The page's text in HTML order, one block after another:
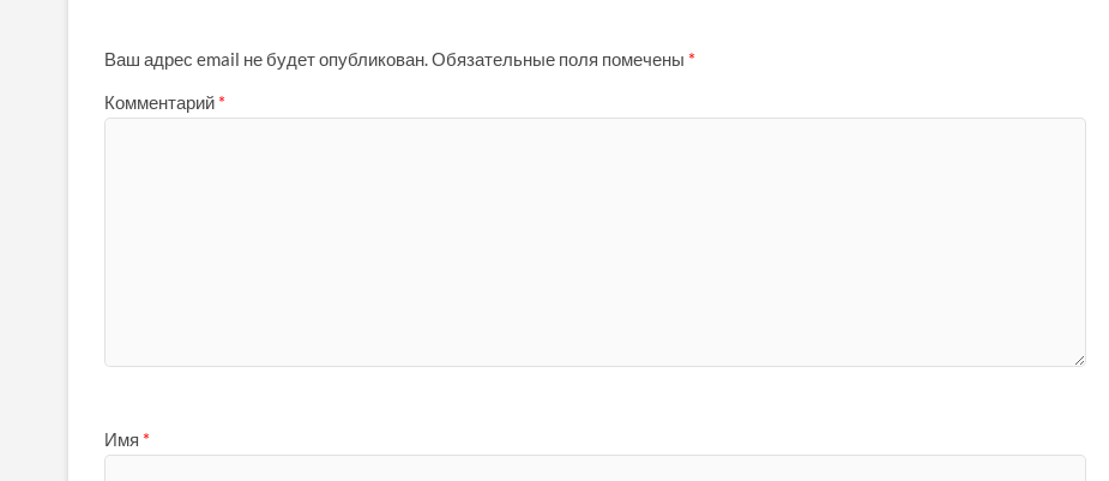
Ваш адрес email не будет опубликован.Обязательные поля помечены *
Комментарий *
Имя *